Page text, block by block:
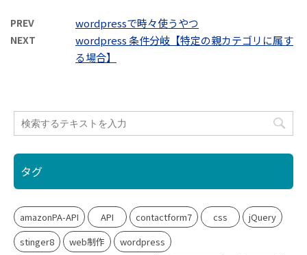
PREV wordpressで時々使うやつ
NEXT
wordpress 条件分岐【特定の親カテゴリに属す
る場合】
タグ
amazonPA-API API contactform7 css
jQuery
stinger8
web制作
wordpress